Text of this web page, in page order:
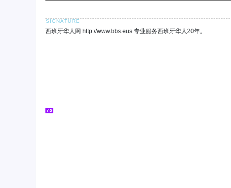
西班牙华人网 http://www.bbs.eus 专业服务西班牙华人20年。